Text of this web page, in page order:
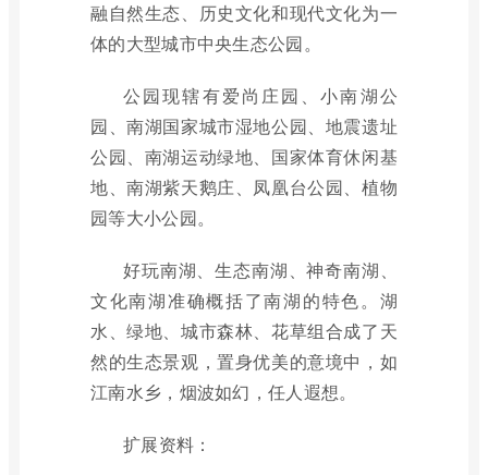
融自然生态、历史文化和现代文化为一
体的大型城市中央生态公园。
公园现辖有爱尚庄园、小南湖公
园、南湖国家城市湿地公园、地震遗址
公园、南湖运动绿地、国家体育休闲基
地、南湖紫天鹅庄、凤凰台公园、植物
园等大小公园。
好玩南湖、生态南湖、神奇南湖、
文化南湖准确概括了南湖的特色。湖
水、绿地、城市森林、花草组合成了天
然的生态景观，置身优美的意境中，如
江南水乡，烟波如幻，任人遐想。
扩展资料：